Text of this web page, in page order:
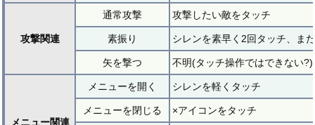
攻撃関連
通常攻撃 攻撃したい敵をタッチ
素振り シレンを素早く2回タッチ、ま
矢を撃つ 不明(タッチ操作ではできない?)
メニュー関連
メニューを開く シレンを軽くタッチ
メニューを閉じる ×アイコンをタッチ